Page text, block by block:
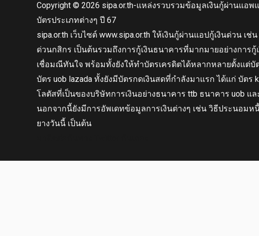
Copyright © 2026 sipa.or.th-แหล่งรวบรวมข้อมูลเงินกู้ผ่านแอพ
บัตรประเภทต่างๆ ปี 67
sipa.or.th เว็บไซต์ www.sipa.or.th ให้เงินกู้ผ่านแอปกู้เงินด่วน เ
ด่วนกสิกร เป็นต้นรวมถึงการกู้เงินธนาคารที่มากมายอย่างการ
เชื่อมณีทันใจ พร้อมทั้งยังให้ทำบัตรเครดิตได้หลากหลายตั้งแต่บั
บัตร uob lazada ทั้งยังมีบัตรกดเงินสดที่กำลังมาแรก ได้แก่ บัตร
โลตัสที่เป็นของบริษัทการเงินอย่างธนาคาร ttb ธนาคาร uob แ
นอกจากนี้ยังมีการอัพเดทข้อมูลการเงินต่างๆ เช่น วิธีประนอม
ยางวันนี้ เป็นต้น